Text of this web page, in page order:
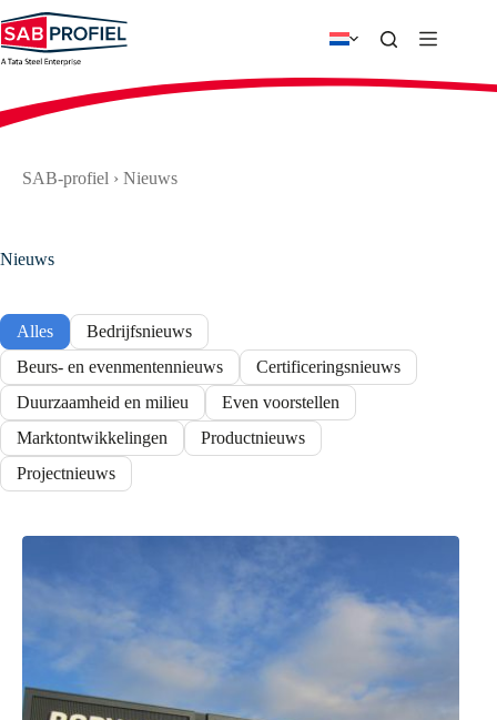
naar
de
inhoud
SAB-profiel › Nieuws
Nieuws
Alles
Bedrijfsnieuws
Beurs- en evenmentennieuws
Certificeringsnieuws
Duurzaamheid en milieu
Even voorstellen
Marktontwikkelingen
Productnieuws
Projectnieuws